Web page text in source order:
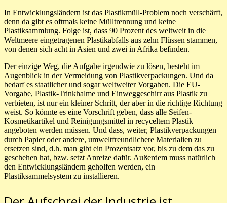
In Entwicklungsländern ist das Plastikmüll-Problem noch verschärft,
denn da gibt es oftmals keine Mülltrennung und keine
Plastiksammlung. Folge ist, dass 90 Prozent des weltweit in die
Weltmeere eingetragenen Plastikabfalls aus zehn Flüssen stammen,
von denen sich acht in Asien und zwei in Afrika befinden.
Der einzige Weg, die Aufgabe irgendwie zu lösen, besteht im
Augenblick in der Vermeidung von Plastikverpackungen. Und da
bedarf es staatlicher und sogar weltweiter Vorgaben. Die EU-
Vorgabe, Plastik-Trinkhalme und Einweggeschirr aus Plastik zu
verbieten, ist nur ein kleiner Schritt, der aber in die richtige Richtung
weist. So könnte es eine Vorschrift geben, dass alle Seifen-
Kosmetikartikel und Reinigungsmittel in recyceltem Plastik
angeboten werden müssen. Und dass, weiter, Plastikverpackungen
durch Papier oder andere, umweltfreundlichere Materialien zu
ersetzen sind, d.h. man gibt ein Prozentsatz vor, bis zu dem das zu
geschehen hat, bzw. setzt Anreize dafür. Außerdem muss natürlich
den Entwicklungsländern geholfen werden, ein
Plastiksammelsystem zu installieren.